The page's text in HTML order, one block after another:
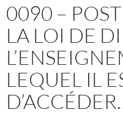
0090 –
LA LOI DE
LEQUEL IL